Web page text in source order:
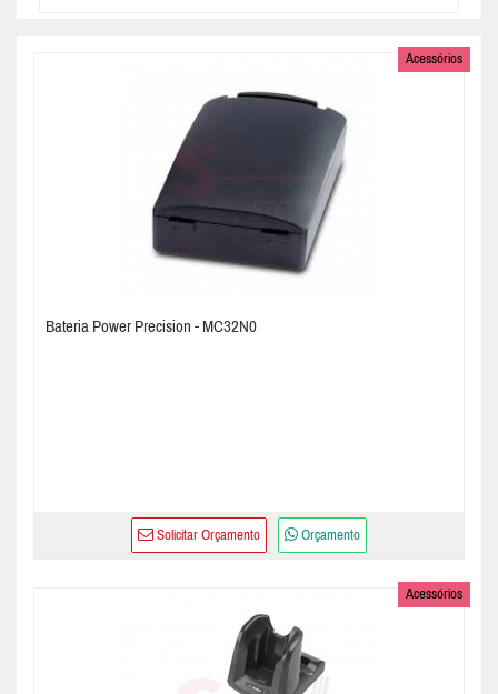
Acessórios
Bateria Power Precision - MC32N0
Solicitar Orçamento Orçamento
Acessórios